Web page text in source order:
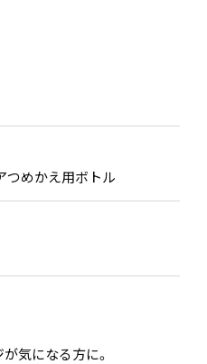
つめかえ用ボトル
気になる方に。